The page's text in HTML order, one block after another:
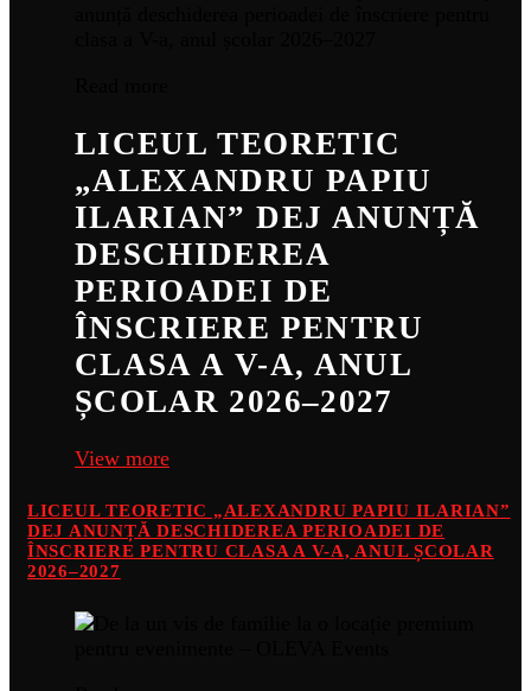
LICEUL TEORETIC
„ALEXANDRU PAPIU
ILARIAN” DEJ ANUNȚĂ
DESCHIDEREA
PERIOADEI DE
ÎNSCRIERE PENTRU
CLASA A V-A, ANUL
ȘCOLAR 2026–2027
View more
LICEUL TEORETIC „ALEXANDRU PAPIU ILARIAN”
DEJ ANUNȚĂ DESCHIDEREA PERIOADEI DE
ÎNSCRIERE PENTRU CLASA A V-A, ANUL ȘCOLAR
2026–2027